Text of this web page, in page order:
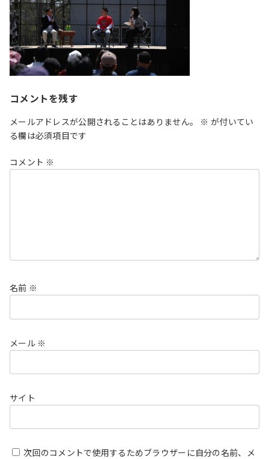
コメントを残す
メールアドレスが公開されることはありません。 ※ が付いてい
る欄は必須項目です
コメント ※
名前 ※
メール ※
サイト
次回のコメントで使用するためブラウザーに自分の名前、メ